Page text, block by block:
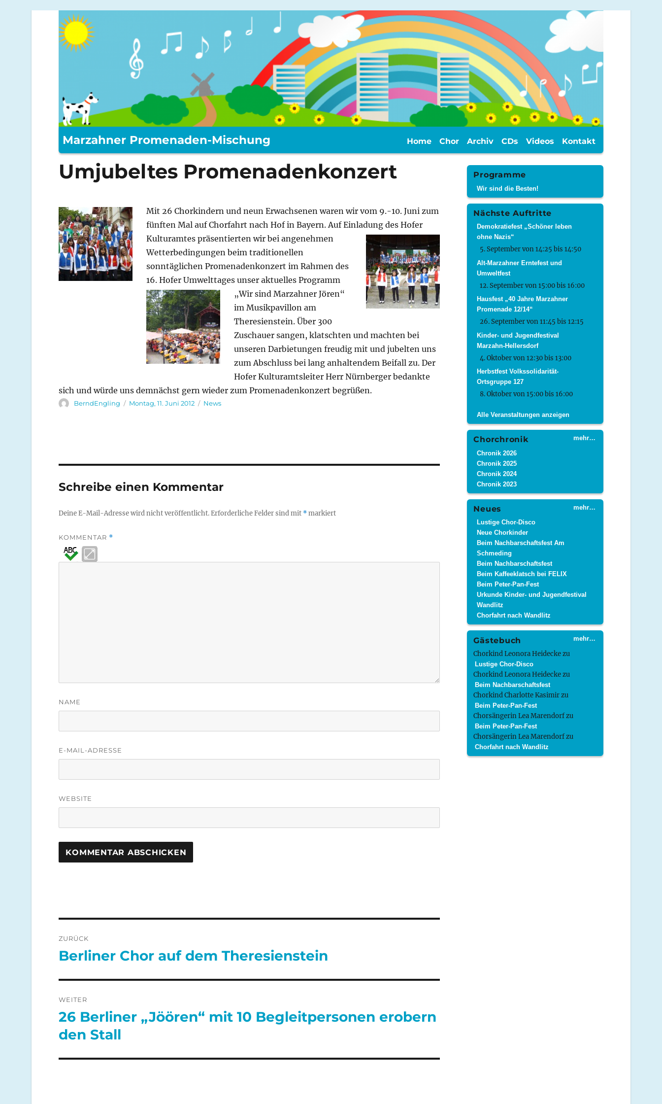
Marzahner Promenaden-Mischung Home Chor Archiv CDs Videos Kontakt
Umjubeltes Promenadenkonzert
Mit 26 Chorkindern und neun Erwachsenen waren wir vom 9.-10. Juni zum
fünften Mal auf Chorfahrt nach Hof in Bayern. Auf Einladung des Hofer
Kulturamtes präsentierten wir beiangenehmen
Wetterbedingungen beim traditionellen
sonntäglichen Promenadenkonzert im Rahmen des
16. Hofer Umwelttages unser aktuelles Programm
„Wir sind Marzahner Jören“
im Musikpavillon am
Theresienstein. Über 300
Zuschauer sangen, klatschten und machten bei
unseren Darbietungen freudig mit und jubelten uns
zum Abschluss bei lang anhaltendem Beifall zu. Der
Hofer Kulturamtsleiter Herr Nürnberger bedankte
sich und würde uns demnächst gern wieder zum Promenadenkonzert begrüßen.
Autor
BerndEngling
Veröffentlicht
Montag, 11. Juni 2012 Kategorien
News
Schreibe einen Kommentar
Deine E-Mail-Adresse wird nicht veröffentlicht.Erforderliche Felder sind mit *markiert
KOMMENTAR *
NAME
E-MAIL-ADRESSE
WEBSITE
ZURÜCK
Vorheriger
Berliner Chor auf dem Theresienstein
WEITER
Nächster
Beitrag:
26 Berliner „Jöören“ mit 10 Begleitpersonen erobern
den Stall
Programme
Wir sind die Besten!
Nächste Auftritte
Demokratiefest „Schöner leben
ohne Nazis“
5. September von 14:25 bis14:50
Alt-Marzahner Erntefest und
Umweltfest
12. September von 15:00bis16:00
Hausfest „40 Jahre Marzahner
Promenade 12/14“
26. September von 11:45 bis12:15
Kinder- und Jugendfestival
Marzahn-Hellersdorf
4. Oktober von 12:30bis13:00
Herbstfest Volkssolidarität-
Ortsgruppe 127
8. Oktober von 15:00bis16:00
Alle Veranstaltungen anzeigen
mehr…
Chorchronik
Chronik 2026
Chronik 2025
Chronik 2024
Chronik 2023
mehr…
Neues
Lustige Chor-Disco
Neue Chorkinder
Beim Nachbarschaftsfest Am
Schmeding
Beim Nachbarschaftsfest
Beim Kaffeeklatsch bei FELIX
Beim Peter-Pan-Fest
Urkunde Kinder- und Jugendfestival
Wandlitz
Chorfahrt nach Wandlitz
mehr…
Gästebuch
Chorkind Leonora Heideckezu
Lustige Chor-Disco
Chorkind Leonora Heideckezu
Beim Nachbarschaftsfest
Chorkind Charlotte Kasimirzu
Beim Peter-Pan-Fest
Chorsängerin Lea Marendorfzu
Beim Peter-Pan-Fest
Chorsängerin Lea Marendorfzu
Chorfahrt nach Wandlitz